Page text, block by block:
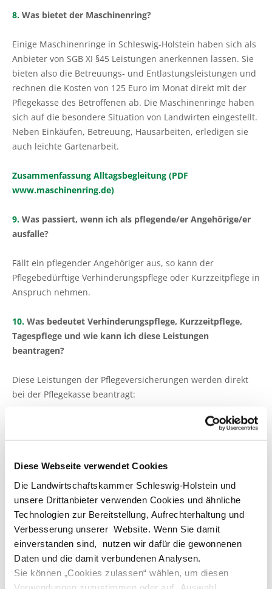
Diese Webseite verwendet Cookies
Die Landwirtschaftskammer Schleswig-Holstein und
unsere Drittanbieter verwenden Cookies und ähnliche
Technologien zur Bereitstellung, Aufrechterhaltung und
Verbesserung unserer Website. Wenn Sie damit
einverstanden sind, nutzen wir dafür die gewonnenen
Daten und die damit verbundenen Analysen.
Sie können „Cookies zulassen“ wählen, um diesen
8. Was bietet der Maschinenring?
Einige Maschinenringe in Schleswig-Holstein haben sich als
Anbieter von SGB XI §45 Leistungen anerkennen lassen. Sie
bieten also die Betreuungs- und Entlastungsleistungen und
rechnen die Kosten von 125 Euro im Monat direkt mit der
Pflegekasse des Betroffenen ab. Die Maschinenringe haben
sich auf die besondere Situation von Landwirten eingestellt.
Neben Einkäufen, Betreuung, Hausarbeiten, erledigen sie
auch leichte Gartenarbeit.
Zusammenfassung Alltagsbegleitung (PDF
www.maschinenring.de)
9. Was passiert, wenn ich als pflegende/er Angehörige/er
ausfalle?
Fällt ein pflegender Angehöriger aus, so kann der
Pflegebedürftige Verhinderungspflege oder Kurzzeitpflege in
Anspruch nehmen.
10. Was bedeutet Verhinderungspflege, Kurzzeitpflege,
Tagespflege und wie kann ich diese Leistungen
beantragen?
Diese Leistungen der Pflegeversicherungen werden direkt
bei der Pflegekasse beantragt:
durch Krankheit, Urlaub, Erholungsbedarf hat der/die
Versicherte die Möglichkeit sich von anderen Menschen bis
zu 42 Tage im Jahr pflegen und betreuen zu lassen.
Verhinderungspflege darf von Pflegediensten und
anerkannten Betreuungskräften, aber auch von komplett
unqualifizierten Menschen zum Beispiel Nachbarn erbracht
werden, allerdings nicht von Verwandten und von
Mitbewohnern.